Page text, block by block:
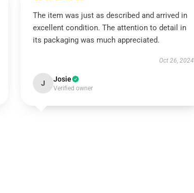
The item was just as described and arrived in
excellent condition. The attention to detail in
its packaging was much appreciated.
Oct 26, 2024
J Josie
Verified owner